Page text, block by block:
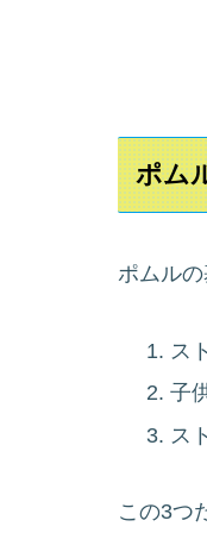
ポム
ポムルの
ス
子
ス
この3つ